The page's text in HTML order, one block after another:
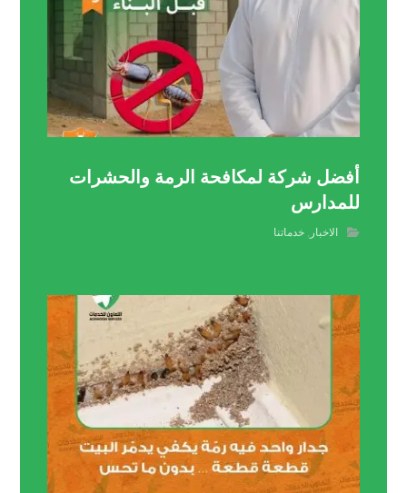
أفضل شركة لمكافحة الرمة والحشرات
للمدارس
الاخبار ,خدماتنا